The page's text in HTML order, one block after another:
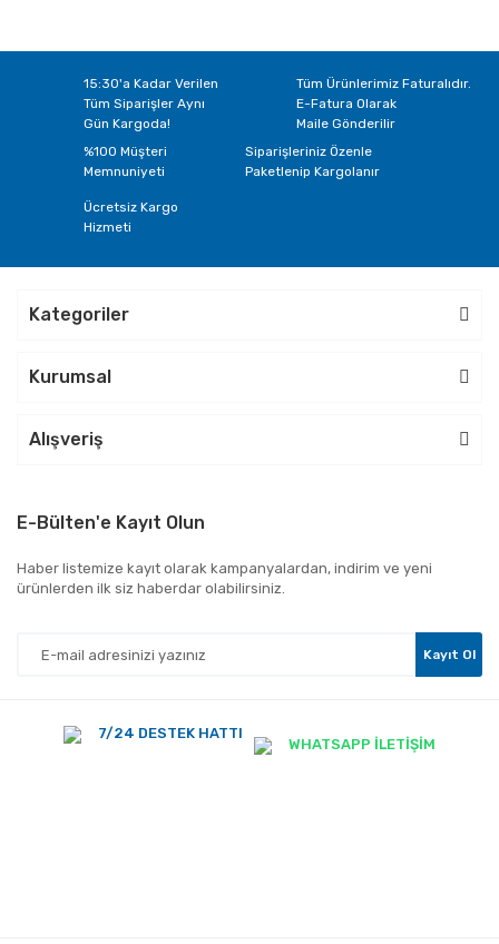
15:30'a Kadar Verilen
Tüm Siparişler Aynı
Gün Kargoda!
Tüm Ürünlerimiz Faturalıdır.
E-Fatura Olarak
Maile Gönderilir
%100 Müşteri
Memnuniyeti
Siparişleriniz Özenle
Paketlenip Kargolanır
Ücretsiz Kargo
Hizmeti
Kategoriler
Kurumsal
Alışveriş
E-Bülten'e Kayıt Olun
Haber listemize kayıt olarak kampanyalardan, indirim ve yeni
ürünlerden ilk siz haberdar olabilirsiniz.
Kayıt Ol
7/24 DESTEK HATTI
WHATSAPP İLETİŞİM